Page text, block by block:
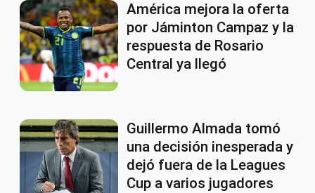
América mejora la oferta
por Jáminton Campaz y la
respuesta de Rosario
Central ya llegó
Guillermo Almada tomó
una decisión inesperada y
dejó fuera de la Leagues
Cup a varios jugadores